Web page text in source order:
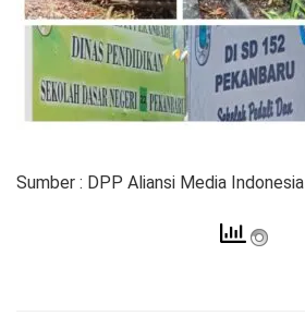
Sumber : DPP Aliansi Media Indonesia